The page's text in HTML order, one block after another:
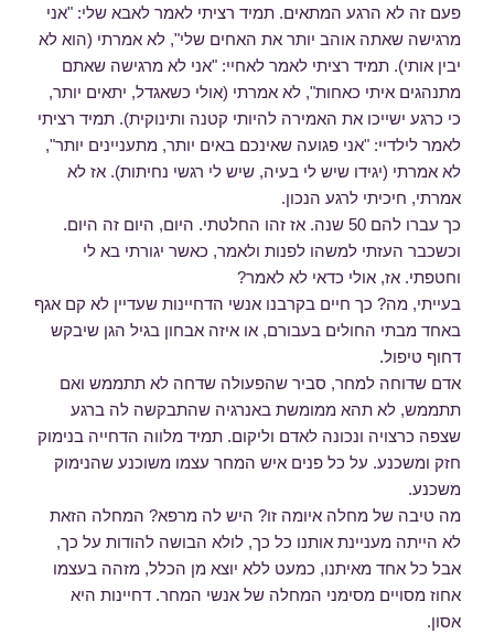
פעם זה לא הרגע המתאים. תמיד רציתי לאמר לאבא שלי: "אני
מרגישה שאתה אוהב יותר את האחים שלי", לא אמרתי (הוא לא
יבין אותי). תמיד רציתי לאמר לאחיי: "אני לא מרגישה שאתם
מתנהגים איתי כאחות", לא אמרתי (אולי כשאגדל, יתאים יותר,
כי כרגע ישייכו את האמירה להיותי קטנה ותינוקית). תמיד רציתי
לאמר לילדיי: "אני פגועה שאינכם באים יותר, מתעניינים יותר",
לא אמרתי (יגידו שיש לי בעיה, שיש לי רגשי נחיתות). אז לא
אמרתי, חיכיתי לרגע הנכון.
כך עברו להם 50 שנה. אז זהו החלטתי. היום, היום זה היום.
וכשכבר העזתי למשהו לפנות ולאמר, כאשר יגורתי בא לי
וחטפתי. אז, אולי כדאי לא לאמר?
בעייתי, מה? כך חיים בקרבנו אנשי הדחיינות שעדיין לא קם אגף
באחד מבתי החולים בעבורם, או איזה אבחון בגיל הגן שיבקש
דחוף טיפול.
אדם שדוחה למחר, סביר שהפעולה שדחה לא תתממש ואם
תתממש, לא תהא ממומשת באנרגיה שהתבקשה לה ברגע
שצפה כרצויה ונכונה לאדם וליקום. תמיד מלווה הדחייה בנימוק
חזק ומשכנע. על כל פנים איש המחר עצמו משוכנע שהנימוק
משכנע.
מה טיבה של מחלה איומה זו? היש לה מרפא? המחלה הזאת
לא הייתה מעניינת אותנו כל כך, לולא הבושה להודות על כך,
אבל כל אחד מאיתנו, כמעט ללא יוצא מן הכלל, מזהה בעצמו
אחוז מסויים מסימני המחלה של אנשי המחר. דחיינות היא
אסון.